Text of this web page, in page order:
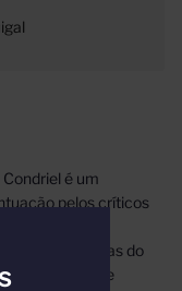
é um
pelos críticos
especiais.
mais admiradas do
intensa de